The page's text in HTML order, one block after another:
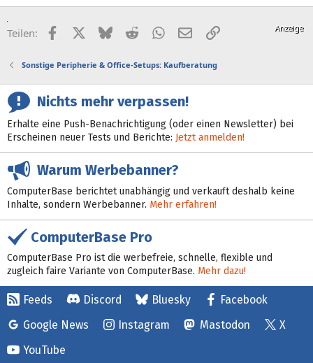
Teilen: FacebookX (Twitter)
BlueskyRedditWhatsApp
E-MailLink
Sonstige Peripherie & Office-Setups: Kaufberatung
Nichts mehr verpassen!
Erhalte eine Push-Benachrichtigung (oder einen Newsletter) bei
Erscheinen neuer Tests und Berichte: Jetzt anmelden!
Warum Werbebanner?
ComputerBase berichtet unabhängig und verkauft deshalb keine
Inhalte, sondern Werbebanner. Mehr erfahren!
ComputerBase Pro
ComputerBase Pro ist die werbefreie, schnelle, flexible und
zugleich faire Variante von ComputerBase. Mehr dazu!
Feeds Discord Bluesky
Facebook
Google News
Instagram Mastodon
X
YouTube